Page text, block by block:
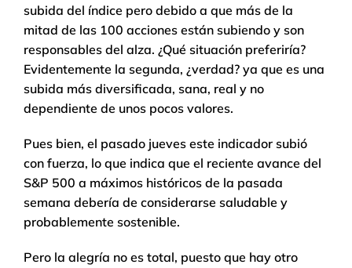
subida del índice pero debido a que más de la
mitad de las 100 acciones están subiendo y son
responsables del alza. ¿Qué situación preferiría?
Evidentemente la segunda, ¿verdad? ya que es una
subida más diversificada, sana, real y no
dependiente de unos pocos valores.
Pues bien, el pasado jueves este indicador subió
con fuerza, lo que indica que el reciente avance del
S&P 500 a máximos históricos de la pasada
semana debería de considerarse saludable y
probablemente sostenible.
Pero la alegría no es total, puesto que hay otro